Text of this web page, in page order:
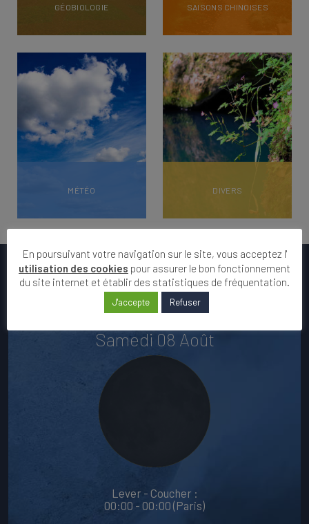
GÉOBIOLOGIE SAISONS CHINOISES
MÉTÉO DIVERS
CALENDRIER
La phase lunaire
DU JOUR
Samedi 08 Août
Lever - Coucher :
00:00 - 00:00 (Paris)
En poursuivant votre navigation sur le site, vous acceptez l'
utilisation des cookies pour assurer le bon fonctionnement
du site internet et établir des statistiques de fréquentation.
J'accepte Refuser